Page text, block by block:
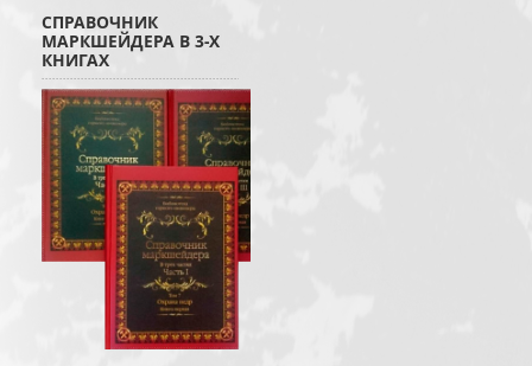
СПРАВОЧНИК
МАРКШЕЙДЕРА В 3-Х
КНИГАХ